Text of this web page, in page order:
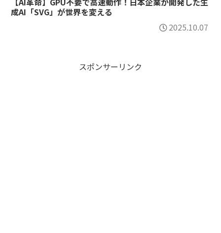
成AI「SVG」が世界を変える
2025.10.07
スポンサーリンク